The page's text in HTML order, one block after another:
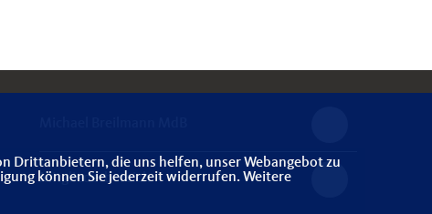
Mitgliederbereich
Drittanbietern, die uns helfen, unser Webangebot zu
können Sie jederzeit widerrufen. Weitere